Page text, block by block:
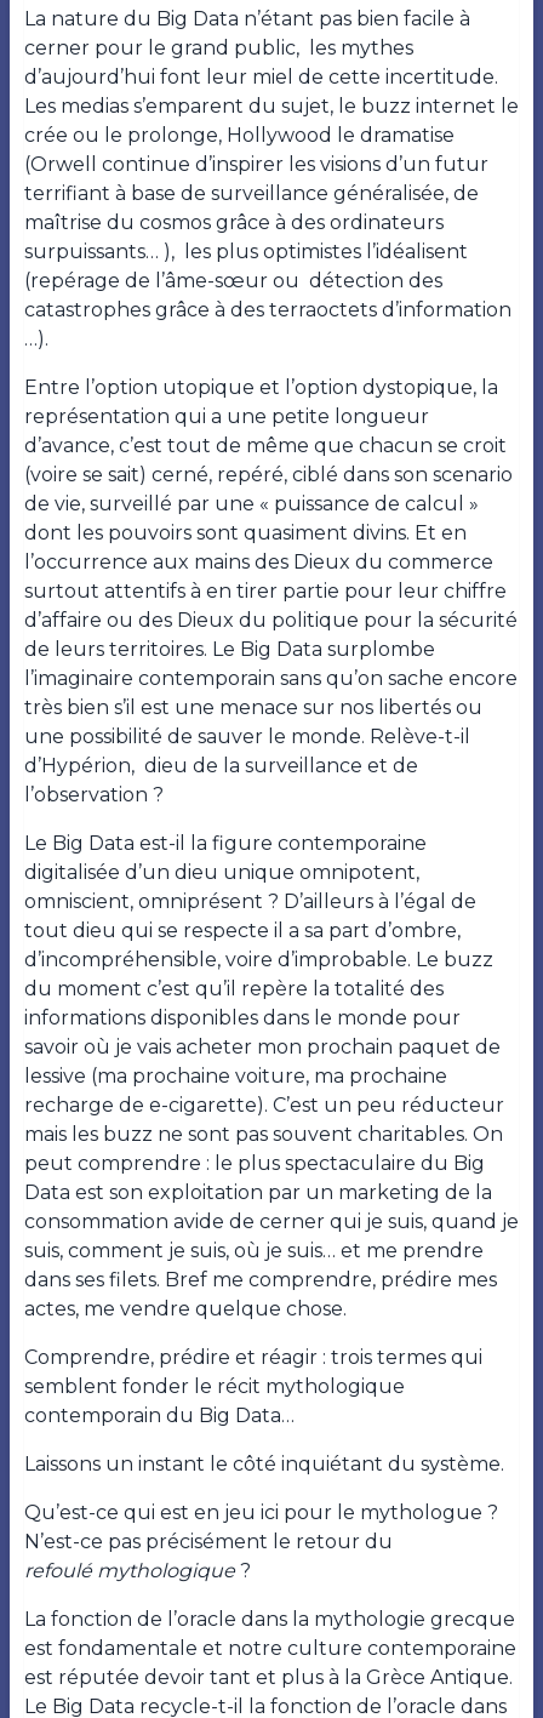
La nature du Big Data n’étant pas bien facile à
cerner pour le grand public, les mythes
d’aujourd’hui font leur miel de cette incertitude.
Les medias s’emparent du sujet, le buzz internet le
crée ou le prolonge, Hollywood le dramatise
(Orwell continue d’inspirer les visions d’un futur
terrifiant à base de surveillance généralisée, de
maîtrise du cosmos grâce à des ordinateurs
surpuissants… ), les plus optimistes l’idéalisent
(repérage de l’âme-sœur ou détection des
catastrophes grâce à des terraoctets d’information
…).
Entre l’option utopique et l’option dystopique, la
représentation qui a une petite longueur
d’avance, c’est tout de même que chacun se croit
(voire se sait) cerné, repéré, ciblé dans son scenario
de vie, surveillé par une « puissance de calcul »
dont les pouvoirs sont quasiment divins. Et en
l’occurrence aux mains des Dieux du commerce
surtout attentifs à en tirer partie pour leur chiffre
d’affaire ou des Dieux du politique pour la sécurité
de leurs territoires. Le Big Data surplombe
l’imaginaire contemporain sans qu’on sache encore
très bien s’il est une menace sur nos libertés ou
une possibilité de sauver le monde. Relève-t-il
d’Hypérion, dieu de la surveillance et de
l’observation ?
Le Big Data est-il la figure contemporaine
digitalisée d’un dieu unique omnipotent,
omniscient, omniprésent ? D’ailleurs à l’égal de
tout dieu qui se respecte il a sa part d’ombre,
d’incompréhensible, voire d’improbable. Le buzz
du moment c’est qu’il repère la totalité des
informations disponibles dans le monde pour
savoir où je vais acheter mon prochain paquet de
lessive (ma prochaine voiture, ma prochaine
recharge de e-cigarette). C’est un peu réducteur
mais les buzz ne sont pas souvent charitables. On
peut comprendre : le plus spectaculaire du Big
Data est son exploitation par un marketing de la
consommation avide de cerner qui je suis, quand je
suis, comment je suis, où je suis… et me prendre
dans ses filets. Bref me comprendre, prédire mes
actes, me vendre quelque chose.
Comprendre, prédire et réagir : trois termes qui
semblent fonder le récit mythologique
contemporain du Big Data…
Laissons un instant le côté inquiétant du système.
Qu’est-ce qui est en jeu ici pour le mythologue ?
N’est-ce pas précisément le retour du
refoulé mythologique?
La fonction de l’oracle dans la mythologie grecque
est fondamentale et notre culture contemporaine
est réputée devoir tant et plus à la Grèce Antique.
Le Big Data recycle-t-il la fonction de l’oracle dans